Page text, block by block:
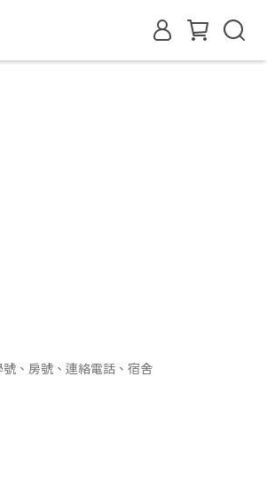
、房號、連絡電話、宿舍